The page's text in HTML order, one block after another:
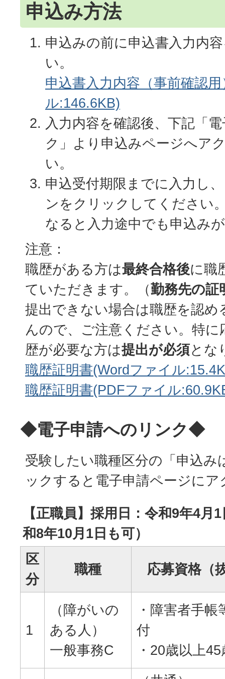
申込み方法
申込みの前に申込書入力内
い。
申込書入力内容（事前確認
ル:146.6KB)
入力内容を確認後、下記「
ク」より申込みページへア
い。
申込受付期限までに入力し
ンをクリックしてください
なると入力途中でも申込み
注意：
職歴がある方は最終合格後に職
ていただきます。（勤務先の証
提出できない場合は職歴を認
んので、ご注意ください。特に
歴が必要な方は提出が必須とな
職歴証明書(Wordファイル
職歴証明書(PDFファイル
◆電子申請へのリンク◆
受験したい職種区分の「申込み
ックすると電子申請ページに
【正職員】採用日：令和9年4月
和8年10月1日も可）
区
分
職種 応募資格（
1
（障がいの
ある人）
一般事務C
・障害者手帳
付
・20歳以上